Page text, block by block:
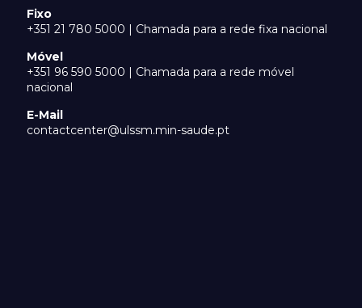
Fixo
+351 21 780 5000 | Chamada para a rede fixa nacional
Móvel
+351 96 590 5000 | Chamada para a rede móvel
nacional
E-Mail
contactcenter@ulssm.min-saude.pt